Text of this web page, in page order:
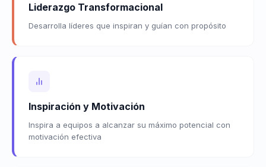
Liderazgo Transformacional
Desarrolla líderes que inspiran y guían con propósito
Inspiración y Motivación
Inspira a equipos a alcanzar su máximo potencial con
motivación efectiva